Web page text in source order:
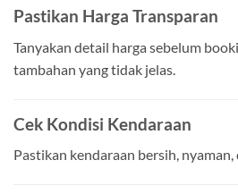
Pastikan Harga Transparan
Tanyakan detail harga sebelum
tambahan yang tidak jelas.
Cek Kondisi Kendaraan
Pastikan kendaraan bersih,